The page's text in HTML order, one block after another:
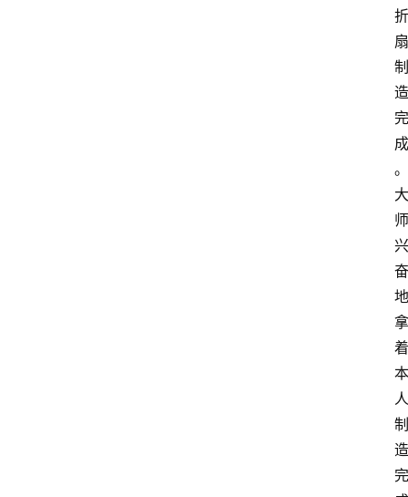
折
扇
制
造
完
成
。
大
师
兴
奋
地
拿
着
本
人
制
造
完